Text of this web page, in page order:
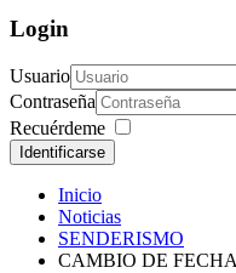
Login
Usuario
Contraseña
Recuérdeme
Identificarse
Inicio
Noticias
SENDERISMO
CAMBIO DE